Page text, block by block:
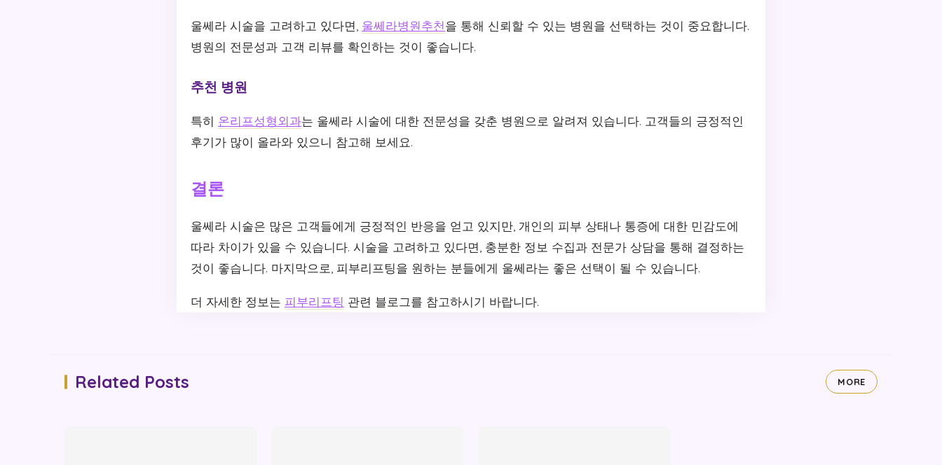
울쎄라 시술을 고려하고 있다면, 울쎄라병원추천을 통해 신뢰할 수 있는 병원을 선택하는 것이 중요합니다.
병원의 전문성과 고객 리뷰를 확인하는 것이 좋습니다.
추천 병원
특히 온리프성형외과는 울쎄라 시술에 대한 전문성을 갖춘 병원으로 알려져 있습니다. 고객들의 긍정적인
후기가 많이 올라와 있으니 참고해 보세요.
결론
울쎄라 시술은 많은 고객들에게 긍정적인 반응을 얻고 있지만, 개인의 피부 상태나 통증에 대한 민감도에
따라 차이가 있을 수 있습니다. 시술을 고려하고 있다면, 충분한 정보 수집과 전문가 상담을 통해 결정하는
것이 좋습니다. 마지막으로, 피부리프팅을 원하는 분들에게 울쎄라는 좋은 선택이 될 수 있습니다.
더 자세한 정보는 피부리프팅 관련 블로그를 참고하시기 바랍니다.
Related Posts MORE